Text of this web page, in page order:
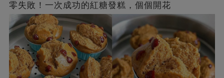
零失敗！一次成功的紅糖發糕，個個開花